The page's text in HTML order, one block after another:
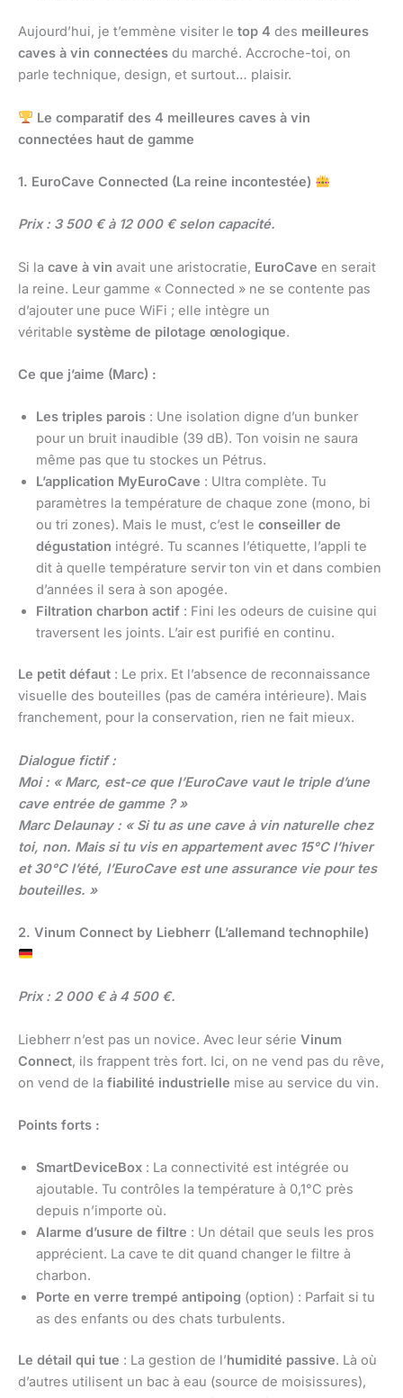
Aujourd’hui, je t’emmène visiter le top 4 des meilleures
caves à vin connectées du marché. Accroche-toi, on
parle technique, design, et surtout… plaisir.
Le comparatif des 4 meilleures caves à vin
connectées haut de gamme
1. EuroCave Connected (La reine incontestée)
Prix : 3 500 € à 12 000 € selon capacité.
Si la cave à vin avait une aristocratie, EuroCave en serait
la reine. Leur gamme « Connected » ne se contente pas
d’ajouter une puce WiFi ; elle intègre un
véritable système de pilotage œnologique.
Ce que j’aime (Marc) :
Les triples parois : Une isolation digne d’un bunker
pour un bruit inaudible (39 dB). Ton voisin ne saura
même pas que tu stockes un Pétrus.
L’application MyEuroCave : Ultra complète. Tu
paramètres la température de chaque zone (mono, bi
ou tri zones). Mais le must, c’est le conseiller de
dégustation intégré. Tu scannes l’étiquette, l’appli te
dit à quelle température servir ton vin et dans combien
d’années il sera à son apogée.
Filtration charbon actif : Fini les odeurs de cuisine qui
traversent les joints. L’air est purifié en continu.
Le petit défaut : Le prix. Et l’absence de reconnaissance
visuelle des bouteilles (pas de caméra intérieure). Mais
franchement, pour la conservation, rien ne fait mieux.
Dialogue fictif :
Moi : « Marc, est-ce que l’EuroCave vaut le triple d’une
cave entrée de gamme ? »
Marc Delaunay : « Si tu as une cave à vin naturelle chez
toi, non. Mais si tu vis en appartement avec 15°C l’hiver
et 30°C l’été, l’EuroCave est une assurance vie pour tes
bouteilles. »
2. Vinum Connect by Liebherr (L’allemand technophile)
Prix : 2 000 € à 4 500 €.
Liebherr n’est pas un novice. Avec leur série Vinum
Connect, ils frappent très fort. Ici, on ne vend pas du rêve,
on vend de la fiabilité industrielle mise au service du vin.
Points forts :
SmartDeviceBox : La connectivité est intégrée ou
ajoutable. Tu contrôles la température à 0,1°C près
depuis n’importe où.
Alarme d’usure de filtre : Un détail que seuls les pros
apprécient. La cave te dit quand changer le filtre à
charbon.
Porte en verre trempé antipoing (option) : Parfait si tu
as des enfants ou des chats turbulents.
Le détail qui tue : La gestion de l’humidité passive. Là où
d’autres utilisent un bac à eau (source de moisissures),